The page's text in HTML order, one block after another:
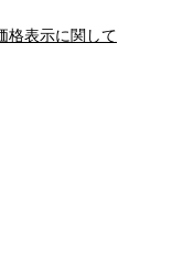
格表示に関して